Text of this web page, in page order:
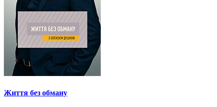
Життя без обману